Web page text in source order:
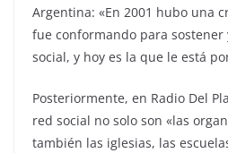
Argentina: «En 2001 hubo una
fue conformando para
social, y hoy es la que le está
Posteriormente, en Radio Del
red social no solo son «las
también las iglesias, las